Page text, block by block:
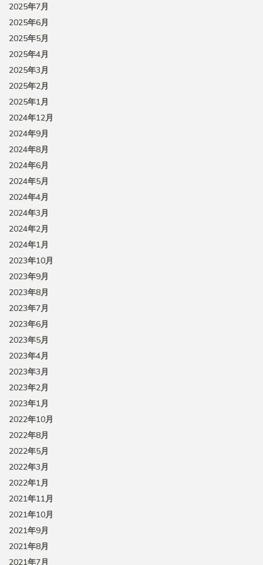
2025年7月
2025年6月
2025年5月
2025年4月
2025年3月
2025年2月
2025年1月
2024年12月
2024年9月
2024年8月
2024年6月
2024年5月
2024年4月
2024年3月
2024年2月
2024年1月
2023年10月
2023年9月
2023年8月
2023年7月
2023年6月
2023年5月
2023年4月
2023年3月
2023年2月
2023年1月
2022年10月
2022年8月
2022年5月
2022年3月
2022年1月
2021年11月
2021年10月
2021年9月
2021年8月
2021年7月